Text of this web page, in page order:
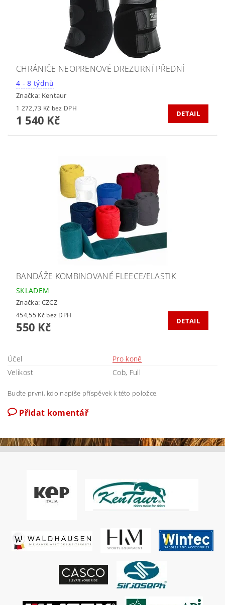
CHRÁNIČE NEOPRENOVÉ DREZURNÍ PŘEDNÍ
4 - 8 týdnů
Značka: Kentaur
1 272,73 Kč bez DPH
1 540 Kč DETAIL
BANDÁŽE KOMBINOVANÉ FLEECE/ELASTIK
SKLADEM
Značka: CZCZ
454,55 Kč bez DPH
550 Kč DETAIL
Účel
Pro koně
Velikost
Cob, Full
Buďte první, kdo napíše příspěvek k této položce.
Přidat komentář